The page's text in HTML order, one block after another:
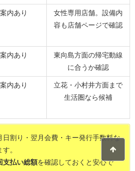
内あり
女性専用店舗。設備内
容も店舗ページで確認
内あり
東向島方面の帰宅動線
に合うか確認
内あり
立花・小村井方面まで
生活圏なら候補
日割り・翌月会費・キー発行手数料な
。
支払い総額を確認しておくと安心で